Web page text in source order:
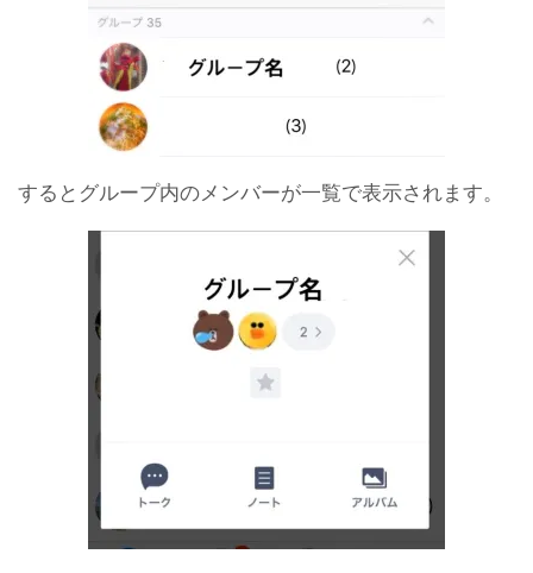
するとグループ内のメンバーが一覧で表示されます。